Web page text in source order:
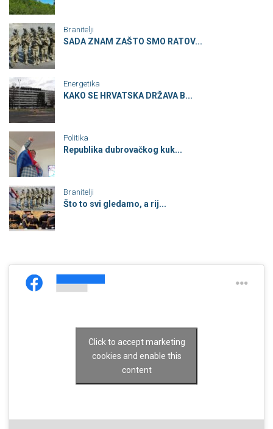
Branitelji
SADA ZNAM ZAŠTO SMO RATOV...
Energetika
KAKO SE HRVATSKA DRŽAVA B...
Politika
Republika dubrovačkog kuk...
Branitelji
Što to svi gledamo, a rij...
Click to accept marketing
cookies and enable this
content